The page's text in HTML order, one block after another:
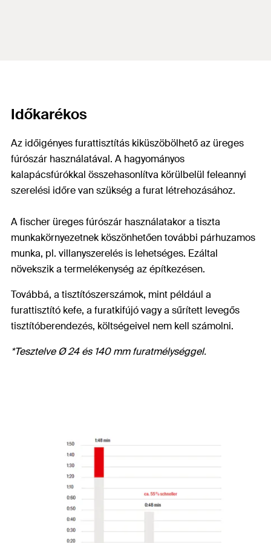
Időkarékos
Az időigényes furattisztítás kiküszöbölhető az üreges
fúrószár használatával. A hagyományos
kalapácsfúrókkal összehasonlítva körülbelül feleannyi
szerelési időre van szükség a furat létrehozásához.
A fischer üreges fúrószár használatakor a tiszta
munkakörnyezetnek köszönhetően további párhuzamos
munka, pl. villanyszerelés is lehetséges. Ezáltal
növekszik a termelékenység az építkezésen.
Továbbá, a tisztítószerszámok, mint például a
furattisztító kefe, a furatkifújó vagy a sűrített levegős
tisztítóberendezés, költségeivel nem kell számolni.
*Tesztelve Ø 24 és 140 mm furatmélységgel.